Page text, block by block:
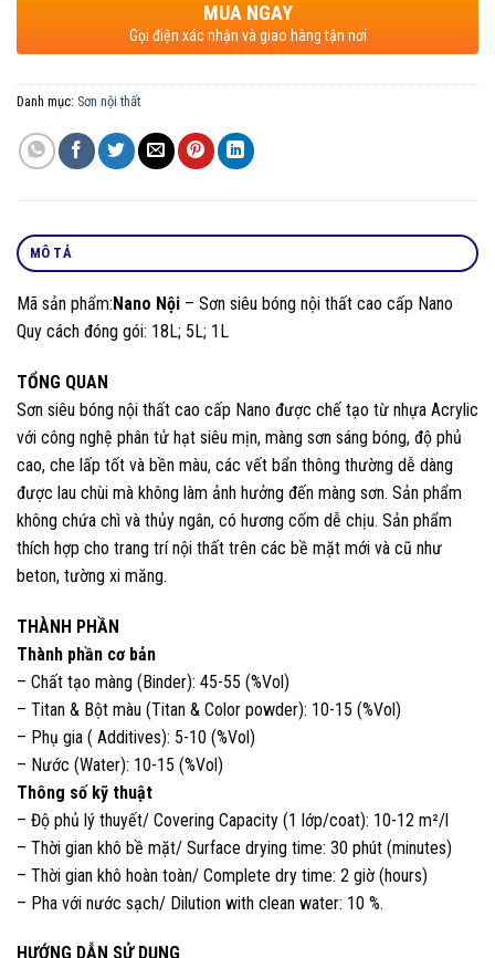
MUA NGAY
Gọi điện xác nhận và giao hàng tận nơi
Danh mục: Sơn nội thất
MÔ TẢ
Mã sản phẩm:Nano Nội – Sơn siêu bóng nội thất cao cấp Nano
Quy cách đóng gói: 18L; 5L; 1L
TỔNG QUAN
Sơn siêu bóng nội thất cao cấp Nano được chế tạo từ nhựa Acrylic
với công nghệ phân tử hạt siêu mịn, màng sơn sáng bóng, độ phủ
cao, che lấp tốt và bền màu, các vết bẩn thông thường dễ dàng
được lau chùi mà không làm ảnh hưởng đến màng sơn. Sản phẩm
không chứa chì và thủy ngân, có hương cốm dễ chịu. Sản phẩm
thích hợp cho trang trí nội thất trên các bề mặt mới và cũ như
beton, tường xi măng.
THÀNH PHẦN
Thành phần cơ bản
– Chất tạo màng (Binder): 45-55 (%Vol)
– Titan & Bột màu (Titan & Color powder): 10-15 (%Vol)
– Phụ gia ( Additives): 5-10 (%Vol)
– Nước (Water): 10-15 (%Vol)
Thông số kỹ thuật
– Độ phủ lý thuyết/ Covering Capacity (1 lớp/coat): 10-12 m²/l
– Thời gian khô bề mặt/ Surface drying time: 30 phút (minutes)
– Thời gian khô hoàn toàn/ Complete dry time: 2 giờ (hours)
– Pha với nước sạch/ Dilution with clean water: 10 %.
HƯỚNG DẪN SỬ DỤNG